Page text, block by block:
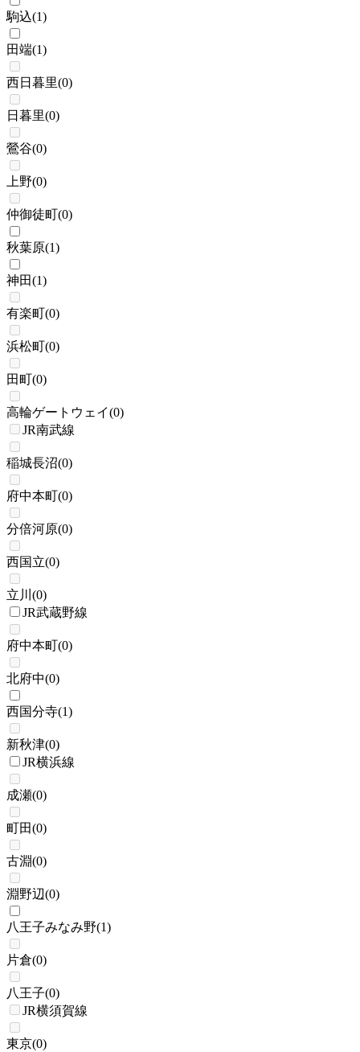
駒込(1)
田端(1)
西日暮里(0)
日暮里(0)
鶯谷(0)
上野(0)
仲御徒町(0)
秋葉原(1)
神田(1)
有楽町(0)
浜松町(0)
田町(0)
高輪ゲートウェイ(0)
JR南武線
稲城長沼(0)
府中本町(0)
分倍河原(0)
西国立(0)
立川 (0)
JR武蔵野線
府中本町(0)
北府中(0)
西国分寺(1)
新秋津(0)
JR横浜線
成瀬(0)
町田(0)
古淵(0)
淵野辺(0)
八王子みなみ野(1)
片倉(0)
八王子(0)
JR横須賀線
東京(0)